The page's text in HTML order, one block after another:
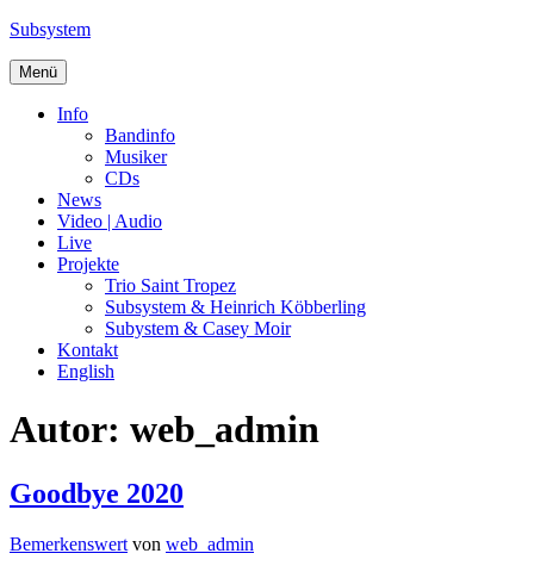
Zum
springen
Subsystem
Menü
Info
Bandinfo
Musiker
CDs
News
Video | Audio
Live
Projekte
Trio Saint Tropez
Subsystem & Heinrich Köbberling
Subystem & Casey Moir
Kontakt
English
Autor: web_admin
Goodbye 2020
Bemerkenswert von web_admin